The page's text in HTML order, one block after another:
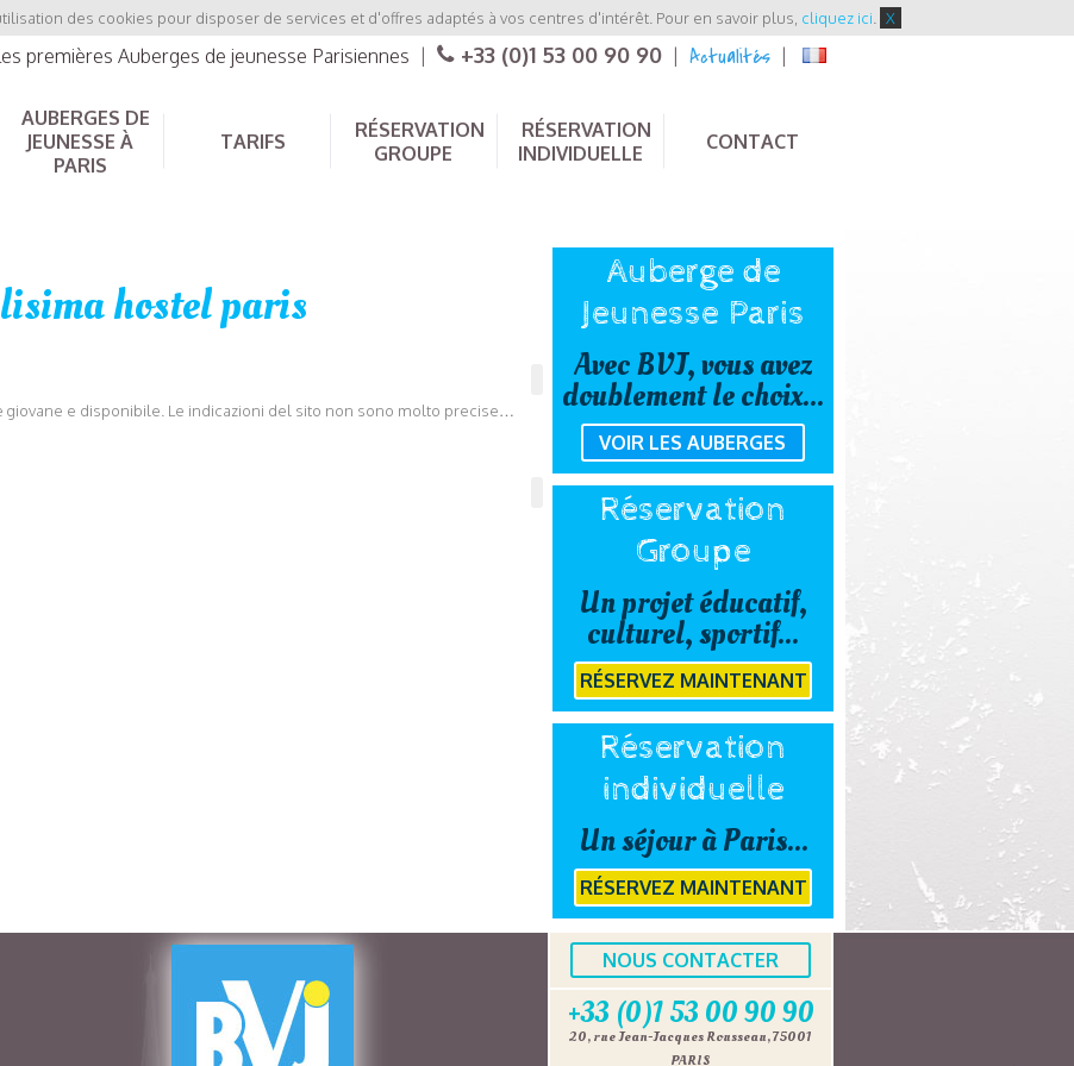
des cookies pour disposer de services et d'offres adaptés à vos centres d'intérêt. Pour en savoir plus, cliquez ici X
les premières Auberges de jeunesse Parisiennes +33 (0)1 53 00 90 90 Actualités
AUBERGES DE
JEUNESSE À
PARIS
TARIFS
RÉSERVATION
GROUPE
RÉSERVATION
INDIVIDUELLE
CONTACT
hostel paris
giovane e disponibile. Le indicazioni del sito non sono molto precise…
Auberge de
Jeunesse Paris
Avec BVJ, vous avez
doublement le choix...
VOIR LES AUBERGES
Réservation
Groupe
Un projet éducatif,
culturel, sportif...
RÉSERVEZ MAINTENANT
Réservation
individuelle
Un séjour à Paris...
RÉSERVEZ MAINTENANT
NOUS CONTACTER
+33 (0)1 53 00 90 90
20, rue Jean-Jacques Rousseau, 75001
PARIS